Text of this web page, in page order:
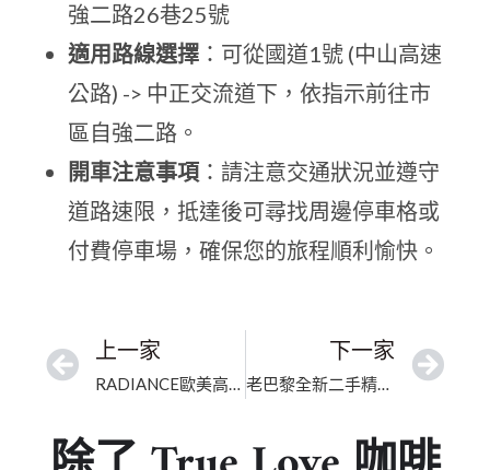
強二路26巷25號
適用路線選擇 ：可從國道1號 (中山高速
公路) -> 中正交流道下，依指示前往市
區自強二路。
開車注意事項 ：請注意交通狀況並遵守
道路速限，抵達後可尋找周邊停車格或
付費停車場，確保您的旅程順利愉快。
上一家
RADIANCE歐美高雄精品店｜高雄市精品包代購｜行家首選的高奢品鑒平台
下一家
老巴黎全新二手精品(文學店)｜高雄二手包｜權威鑑定，安心選購